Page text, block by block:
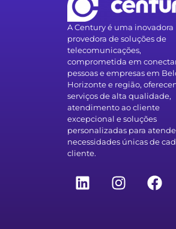
A Century é uma inovadora
provedora de soluções de
telecomunicações,
comprometida em
pessoas e empresas em
Horizonte e região,
serviços de alta qualidade,
atendimento ao cliente
excepcional e soluções
personalizadas para
necessidades únicas de
cliente.